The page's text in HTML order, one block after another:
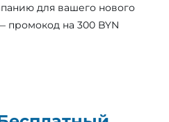
для вашего нового
промокод на 300 BYN